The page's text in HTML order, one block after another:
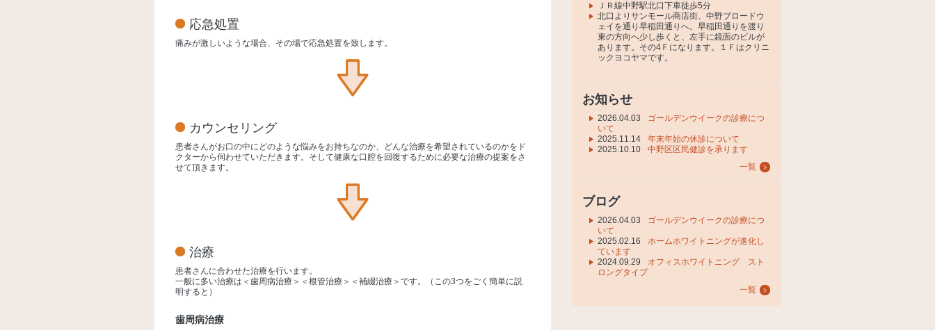
応急処置
痛みが激しいような場合、その場で応急処置を致します。
カウンセリング
患者さんがお口の中にどのような悩みをお持ちなのか、どんな治療を希望されているのかをド
クターから伺わせていただきます。そして健康な口腔を回復するために必要な治療の提案をさ
せて頂きます。
治療
患者さんに合わせた治療を行います。
一般に多い治療は＜歯周病治療＞＜根管治療＞＜補綴治療＞です。（この3つをごく簡単に説
明すると）
歯周病治療
ＪＲ線中野駅北口下車徒歩5分
北口よりサンモール商店街、中野ブロードウ
ェイを通り早稲田通りへ。早稲田通りを渡り
東の方向へ少し歩くと、左手に鏡面のビルが
あります。その4Ｆになります。１Ｆはクリニ
ックヨコヤマです。
お知らせ
2026.04.03
ゴールデンウイークの診療につ
いて
2025.11.14
年末年始の休診について
2025.10.10
中野区区民健診を承ります
一覧
ブログ
2026.04.03
ゴールデンウイークの診療につ
いて
2025.02.16
ホームホワイトニングが進化し
ています
2024.09.29
オフィスホワイトニング スト
ロングタイプ
一覧